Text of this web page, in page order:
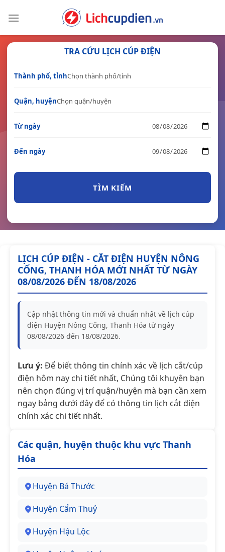
TRA CỨU LỊCH CÚP ĐIỆN
Thành phố, tỉnh
Quận, huyện
Từ ngày
Đến ngày
TÌM KIẾM
LỊCH CÚP ĐIỆN - CẮT ĐIỆN HUYỆN NÔNG
CỐNG, THANH HÓA MỚI NHẤT TỪ NGÀY
08/08/2026 ĐẾN 18/08/2026
Cập nhật thông tin mới và chuẩn nhất về lịch cúp
điện Huyện Nông Cống, Thanh Hóa từ ngày
08/08/2026 đến 18/08/2026.
Lưu ý: Để biết thông tin chính xác về lịch cắt/cúp
điện hôm nay chi tiết nhất, Chúng tôi khuyên bạn
nên chọn đúng vị trí quận/huyện mà bạn cần xem
ngay bảng dưới đây để có thông tin lịch cắt điện
chính xác chi tiết nhất.
Các quận, huyện thuộc khu vực Thanh
Hóa
Huyện Bá Thước
Huyện Cẩm Thuỷ
Huyện Hậu Lộc